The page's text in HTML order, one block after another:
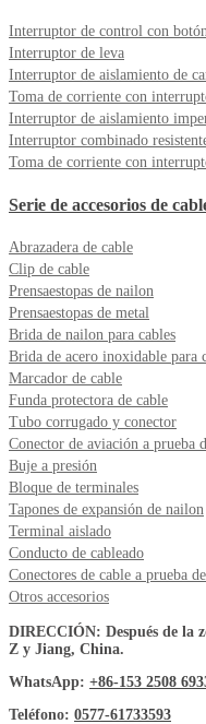
Interruptor de control con
Interruptor de leva
Interruptor de aislamiento de
Toma de corriente con
Interruptor de aislamiento
Interruptor combinado
Toma de corriente con
Serie de accesorios de
Abrazadera de cable
Clip de cable
Prensaestopas de nailon
Prensaestopas de metal
Brida de nailon para cables
Brida de acero inoxidable para
Marcador de cable
Funda protectora de cable
Tubo corrugado y conector
Conector de aviación a prueba
Buje a presión
Bloque de terminales
Tapones de expansión de nailon
Terminal aislado
Conducto de cableado
Conectores de cable a prueba
Otros accesorios
DIRECCIÓN: Después de la
Z y Jiang, China.
WhatsApp: +86-153 2508
Teléfono: 0577-61733593